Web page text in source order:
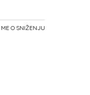
ME O SNIŽENJU